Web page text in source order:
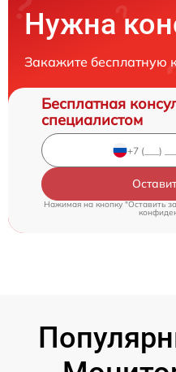
Нужна
Закажите бесплатную
Бесплатная
специалистом
Нажимая на кнопку "Оставить